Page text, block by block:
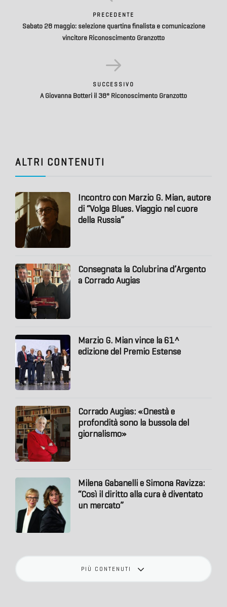
PRECEDENTE
Sabato 28 maggio: selezione quartina finalista e comunicazione
vincitore Riconoscimento Granzotto
SUCCESSIVO
A Giovanna Botteri il 38° Riconoscimento Granzotto
ALTRI CONTENUTI
Incontro con Marzio G. Mian, autore
di “Volga Blues. Viaggio nel cuore
della Russia”
Consegnata la Colubrina d’Argento
a Corrado Augias
Marzio G. Mian vince la 61^
edizione del Premio Estense
Corrado Augias: «Onestà e
profondità sono la bussola del
giornalismo»
Milena Gabanelli e Simona Ravizza:
“Così il diritto alla cura è diventato
un mercato”
PIÙ CONTENUTI